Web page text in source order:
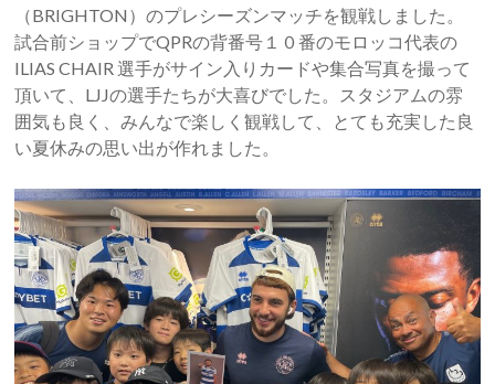
（BRIGHTON）のプレシーズンマッチを観戦しました。
試合前ショップでQPRの背番号１０番のモロッコ代表の
ILIAS CHAIR 選手がサイン入りカードや集合写真を撮って
頂いて、LJJの選手たちが大喜びでした。スタジアムの雰
囲気も良く、みんなで楽しく観戦して、とても充実した良
い夏休みの思い出が作れました。